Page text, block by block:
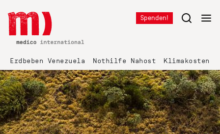
Spenden!
Erdbeben Venezuela Nothilfe Nahost Klimakosten